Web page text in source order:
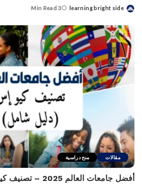
Posted
learning bright side
3 Min Read
مقالات منح دراسية
أفضل جامعات العالم 2025 – تصنيف كيو إس (دليل شامل)